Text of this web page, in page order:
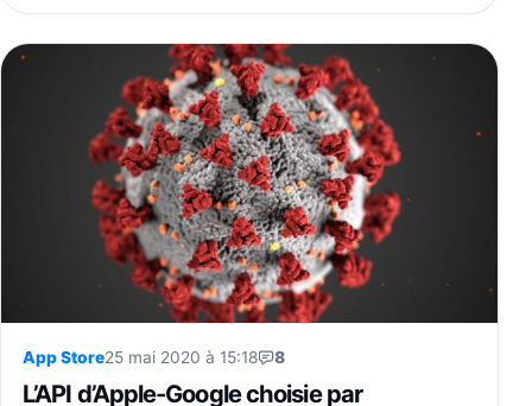
App Store25 mai 2020 à 15:18 8
L’API d’Apple-Google choisie par